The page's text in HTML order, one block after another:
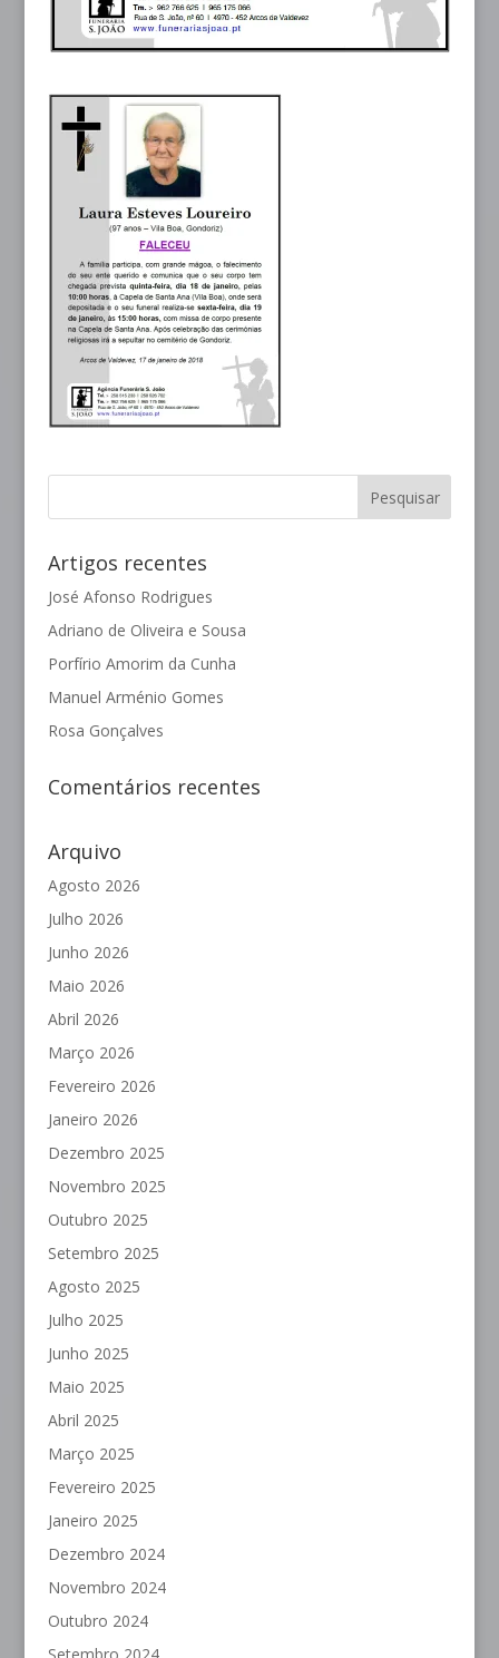
Artigos recentes
José Afonso Rodrigues
Adriano de Oliveira e Sousa
Porfírio Amorim da Cunha
Manuel Arménio Gomes
Rosa Gonçalves
Comentários recentes
Arquivo
Agosto 2026
Julho 2026
Junho 2026
Maio 2026
Abril 2026
Março 2026
Fevereiro 2026
Janeiro 2026
Dezembro 2025
Novembro 2025
Outubro 2025
Setembro 2025
Agosto 2025
Julho 2025
Junho 2025
Maio 2025
Abril 2025
Março 2025
Fevereiro 2025
Janeiro 2025
Dezembro 2024
Novembro 2024
Outubro 2024